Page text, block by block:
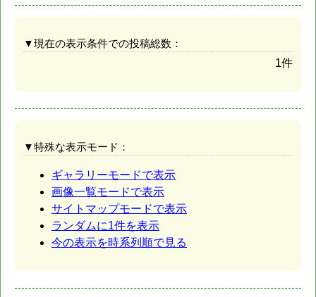
▼現在の表示条件での投稿総数：
1件
▼特殊な表示モード：
ギャラリーモードで表示
画像一覧モードで表示
サイトマップモードで表示
ランダムに1件を表示
今の表示を時系列順で見る